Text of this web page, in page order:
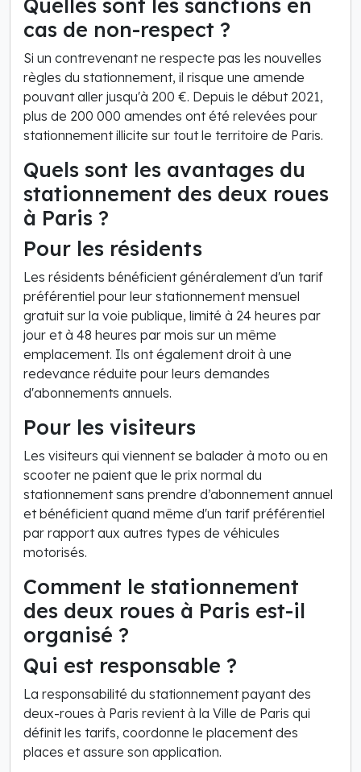
cas de non-respect ?
Si un contrevenant ne respecte pas les nouvelles
règles du stationnement, il risque une amende
pouvant aller jusqu'à 200 €. Depuis le début 2021,
plus de 200 000 amendes ont été relevées pour
stationnement illicite sur tout le territoire de Paris.
Quels sont les avantages du
stationnement des deux roues
à Paris ?
Pour les résidents
Les résidents bénéficient généralement d'un tarif
préférentiel pour leur stationnement mensuel
gratuit sur la voie publique, limité à 24 heures par
jour et à 48 heures par mois sur un même
emplacement. Ils ont également droit à une
redevance réduite pour leurs demandes
d'abonnements annuels.
Pour les visiteurs
Les visiteurs qui viennent se balader à moto ou en
scooter ne paient que le prix normal du
stationnement sans prendre d’abonnement annuel
et bénéficient quand même d'un tarif préférentiel
par rapport aux autres types de véhicules
motorisés.
Comment le stationnement
des deux roues à Paris est-il
organisé ?
Qui est responsable ?
La responsabilité du stationnement payant des
deux-roues à Paris revient à la Ville de Paris qui
définit les tarifs, coordonne le placement des
places et assure son application.